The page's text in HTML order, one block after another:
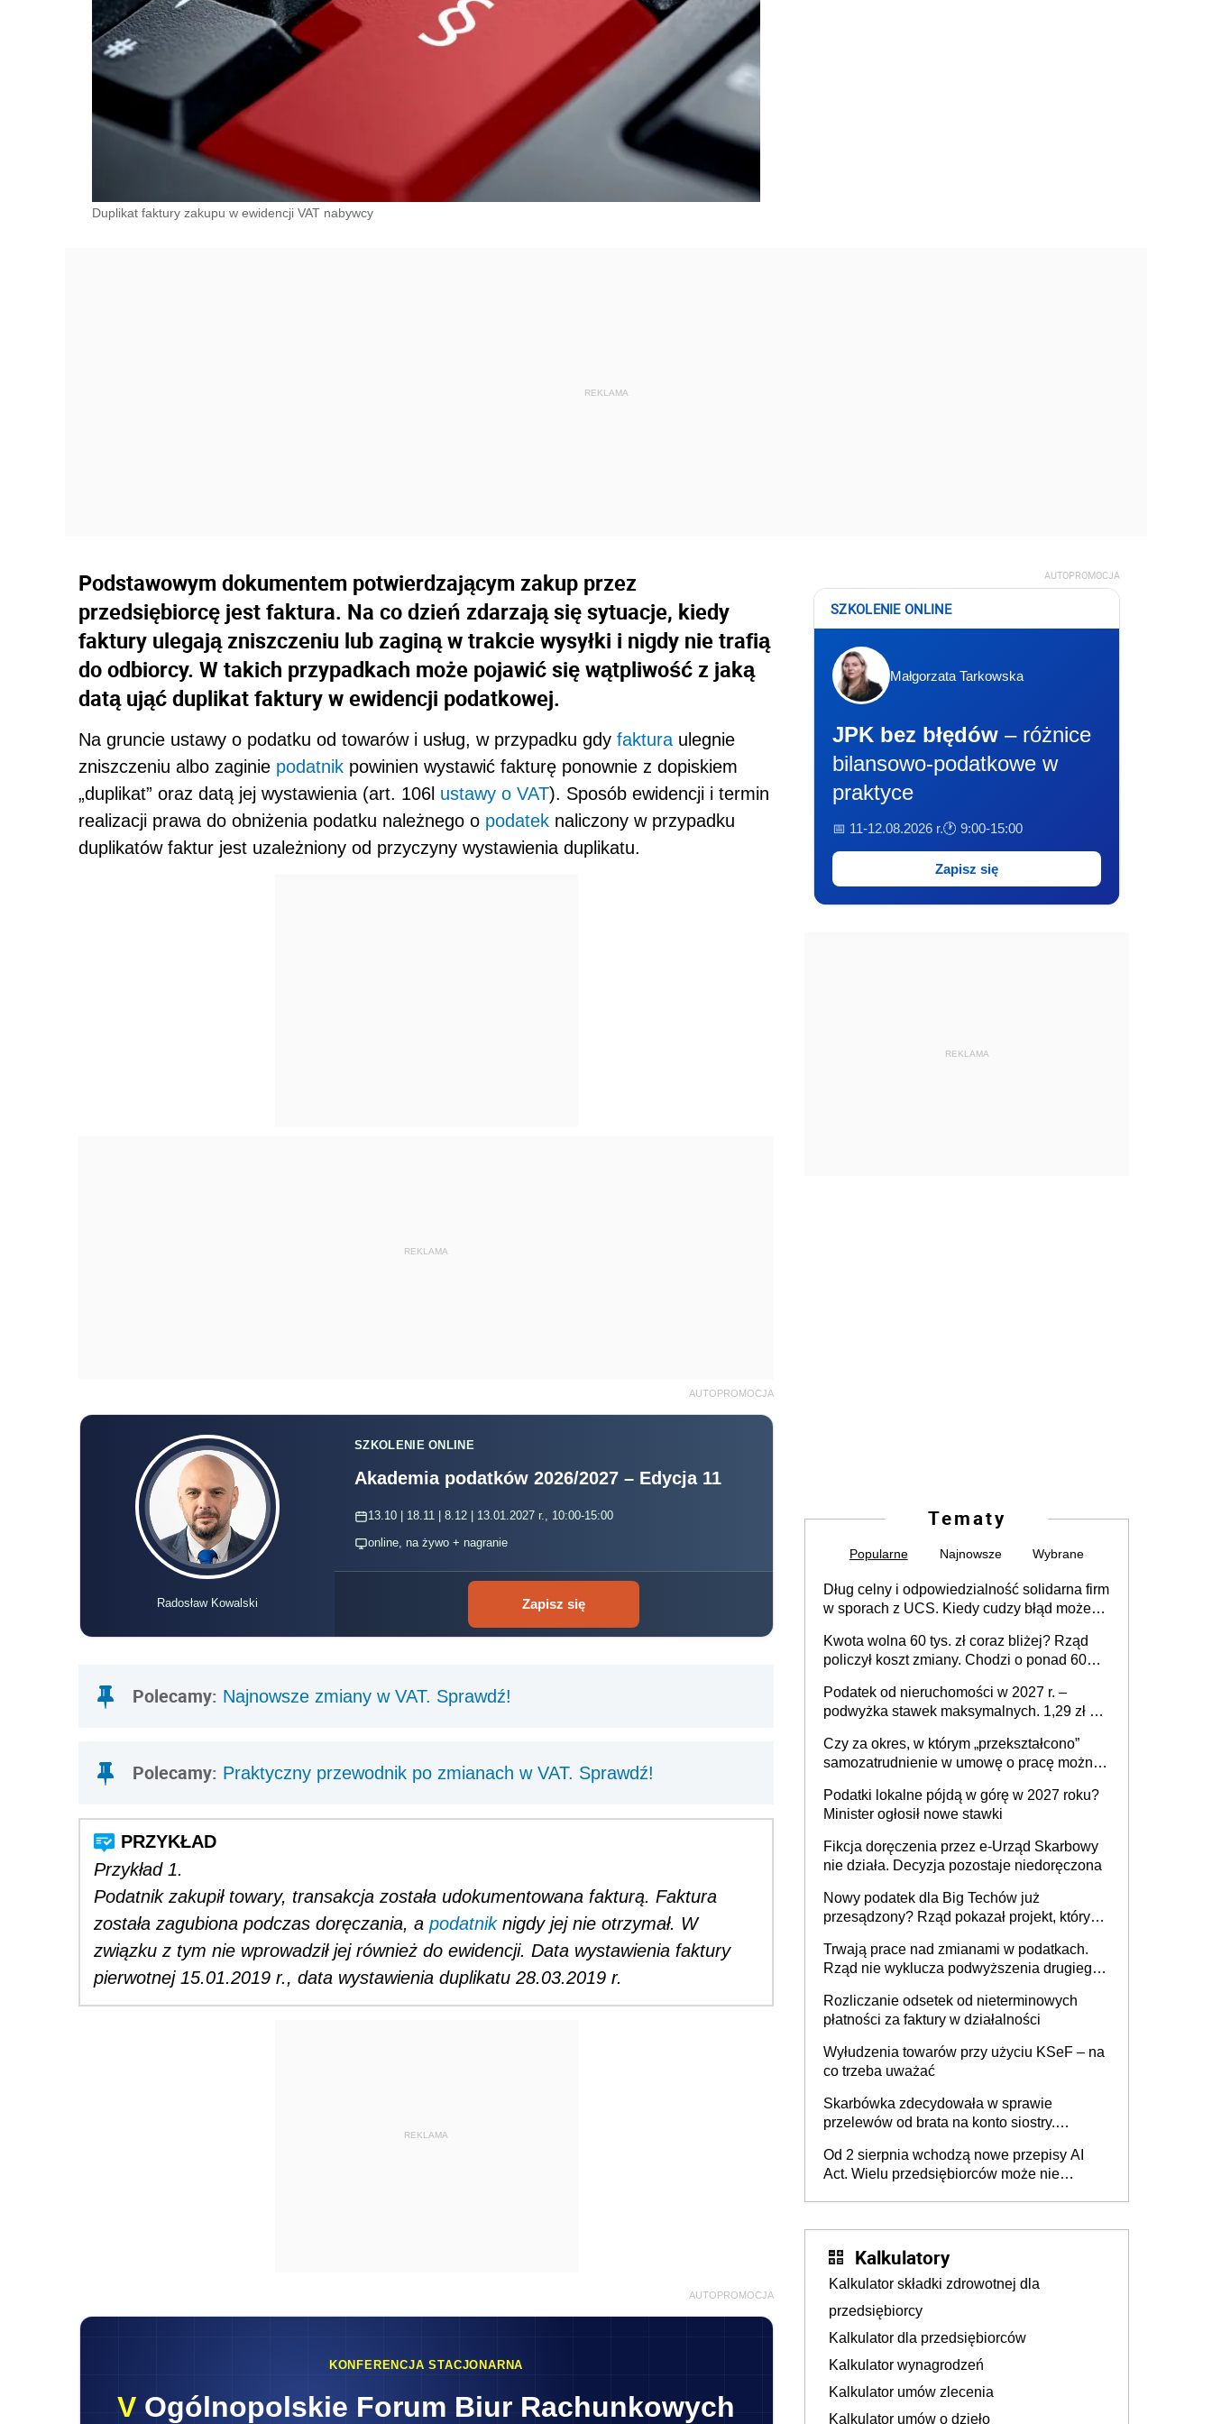
Duplikat faktury zakupu w ewidencji VAT nabywcy
Podstawowym dokumentem potwierdzającym zakup przez
przedsiębiorcę jest faktura. Na co dzień zdarzają się sytuacje, kiedy
faktury ulegają zniszczeniu lub zaginą w trakcie wysyłki i nigdy nie trafią
do odbiorcy. W takich przypadkach może pojawić się wątpliwość z jaką
datą ująć duplikat faktury w ewidencji podatkowej.
Na gruncie ustawy o podatku od towarów i usług, w przypadku gdy fakturaulegnie
zniszczeniu albo zaginie podatnik powinien wystawić fakturę ponownie z dopiskiem
„duplikat” oraz datą jej wystawienia (art. 106l ustawy o VAT). Sposób ewidencji i termin
realizacji prawa do obniżenia podatku należnego o podatek naliczony w przypadku
duplikatów faktur jest uzależniony od przyczyny wystawienia duplikatu.
Polecamy: Najnowsze zmiany w VAT. Sprawdź!
Polecamy: Praktyczny przewodnik po zmianach w VAT. Sprawdź!
została zagubiona podczas doręczania, a
związku z tym nie wprowadził jej również do ewidencji. Data wystawienia faktury
REKLAMA
Jak wskazano w wyjaśnieniach Ministra Finansów do Jednolitego Pliku Kontrolnego
AUTOPROMOCJA
SZKOLENIE ONLINE
Małgorzata Tarkowska
JPK bez błędów – różnice
bilansowo-podatkowe w
praktyce
📅 11-12.08.2026 r.🕐 9:00-15:00
Zapisz się
REKLAMA
Tematy
Popularne Najnowsze Wybrane
Dług celny i odpowiedzialność solidarna firm
w sporach z UCS. Kiedy cudzy błąd może
Kwota wolna 60 tys. zł coraz bliżej? Rząd
policzył koszt zmiany. Chodzi o ponad 60
Podatek od nieruchomości w 2027 r. –
podwyżka stawek maksymalnych. 1,29 zł za
budynków i lokali związanych z
prowadzeniem działalności gospodarczej
Czy za okres, w którym „przekształcono”
samozatrudnienie w umowę o pracę można
umowy cywilnoprawnej jedynym
racjonalnym wyjściem
Podatki lokalne pójdą w górę w 2027 roku?
Minister ogłosił nowe stawki
Fikcja doręczenia przez e-Urząd Skarbowy
nie działa. Decyzja pozostaje niedoręczona
Nowy podatek dla Big Techów już
przesądzony? Rząd pokazał projekt, który
Trwają prace nad zmianami w podatkach.
Rząd nie wyklucza podwyższenia drugiego
Rozliczanie odsetek od nieterminowych
płatności za faktury w działalności
Wyłudzenia towarów przy użyciu KSeF – na
co trzeba uważać
Skarbówka zdecydowała w sprawie
przelewów od brata na konto siostry.
darowizna, ale podatku jednak nie będzie
Od 2 sierpnia wchodzą nowe przepisy AI
Act. Wielu przedsiębiorców może nie
Kalkulatory
Kalkulator składki zdrowotnej dla
przedsiębiorcy
Kalkulator dla przedsiębiorców
Kalkulator wynagrodzeń
Kalkulator umów zlecenia
Kalkulator umów o dzieło